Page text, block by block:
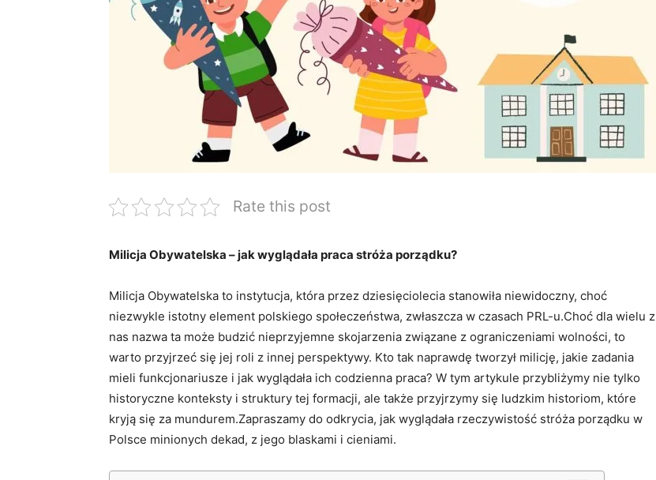
Rate this post
Milicja Obywatelska ‍– ⁢jak ⁤wyglądała‌ praca ⁤stróża porządku?
Milicja Obywatelska to instytucja, która przez⁢ dziesięciolecia stanowiła niewidoczny, choć
niezwykle istotny element polskiego​ społeczeństwa, zwłaszcza w czasach PRL-u.Choć dla wielu z
nas nazwa ⁣ta może budzić nieprzyjemne skojarzenia ⁣związane ‌z ograniczeniami wolności, to
warto⁣ przyjrzeć się jej ​roli⁣ z innej⁢ perspektywy. Kto ​tak naprawdę⁢ tworzył ⁣milicję, jakie⁢ zadania
mieli funkcjonariusze i jak‍ wyglądała ich⁢ codzienna praca? W ⁣tym artykule przybliżymy‌ nie tylko
historyczne ⁤konteksty i struktury tej formacji,⁤ ale także ⁣przyjrzymy się ludzkim ⁢historiom, które
kryją ⁣się za ⁣mundurem.Zapraszamy ​do odkrycia, jak wyglądała rzeczywistość ​stróża porządku w
Polsce minionych dekad,‍ z jego ⁤blaskami ‍i cieniami.